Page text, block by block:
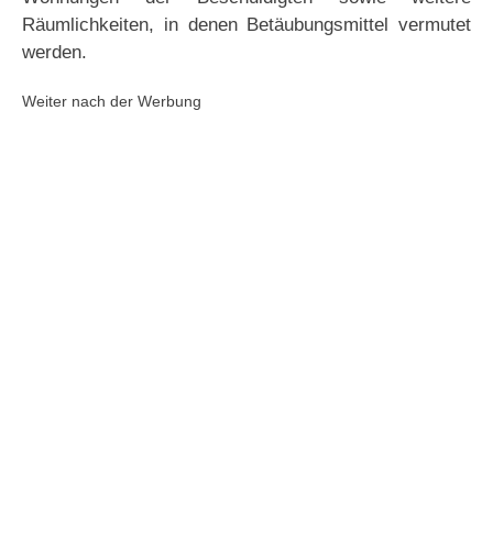
Räumlichkeiten, in denen Betäubungsmittel vermutet
werden.
Weiter nach der Werbung